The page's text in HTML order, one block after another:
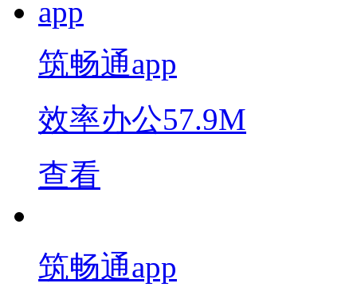
筑畅通app
效率办公57.9M
查看
筑畅通app